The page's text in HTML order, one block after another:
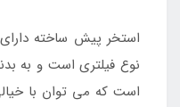
استخر پیش ساخته
نوع فیلتری است و به
است که می توان با